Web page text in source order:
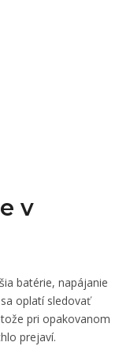
v
batérie, napájanie
oplatí sledovať
pri opakovanom
prejaví.